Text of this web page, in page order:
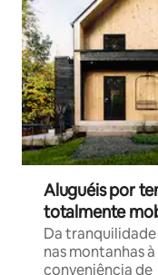
Aluguéis por
totalmente
Da
nas montanhas à
conveniência de